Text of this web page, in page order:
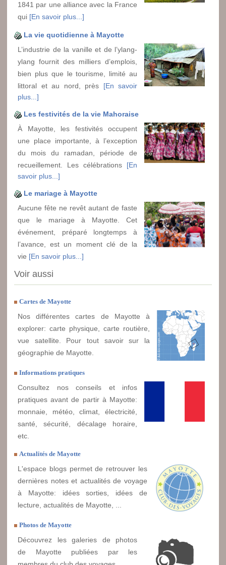
1841 par une alliance avec la France
qui [En savoir plus...]
La vie quotidienne à Mayotte
L’industrie de la vanille et de l’ylang-
ylang fournit des milliers d’emplois,
bien plus que le tourisme, limité au
littoral et au nord, près [En savoir
plus...]
Les festivités de la vie Mahoraise
À Mayotte, les festivités occupent
une place importante, à l’exception
du mois du ramadan, période de
recueillement. Les célébrations [En
savoir plus...]
Le mariage à Mayotte
Aucune fête ne revêt autant de faste
que le mariage à Mayotte. Cet
événement, préparé longtemps à
l’avance, est un moment clé de la
vie [En savoir plus...]
Voir aussi
Cartes de Mayotte
Nos différentes cartes de Mayotte à
explorer: carte physique, carte routière,
vue satellite. Pour tout savoir sur la
géographie de Mayotte.
Informations pratiques
Consultez nos conseils et infos
pratiques avant de partir à Mayotte:
monnaie, météo, climat, électricité,
santé, sécurité, décalage horaire,
etc.
Actualités de Mayotte
L'espace blogs permet de retrouver les
dernières notes et actualités de voyage
à Mayotte: idées sorties, idées de
lecture, actualités de Mayotte, ...
Photos de Mayotte
Découvrez les galeries de photos
de Mayotte publiées par les